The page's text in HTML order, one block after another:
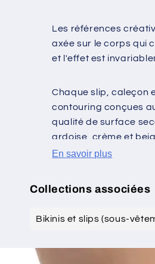
Les références
axée sur le corps qui
et l'effet est
Chaque slip, caleçon
contouring conçues
qualité de surface
ardoise, crème et
disparaît dans le
En savoir plus
Collections associées
Bikinis et slips (sous-